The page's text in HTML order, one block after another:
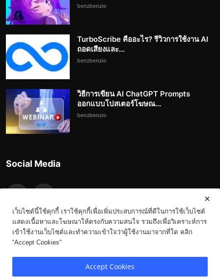
benzbenzio
TurboScribe คืออะไร? รีวิวการใช้งาน AI
ถอดเสียงและ...
benzbenzio
วิธีการเขียน AI ChatGPT Prompts
ออกแบบโปสเตอร์โฆษณ...
benzbenzio
Social Media
เว็บไซต์นี้ใช้คุกกี้ เราใช้คุกกี้เพื่อเพิ่มประสบการณ์ที่ดีในการใช้เว็บไซต์
แสดงเนื้อหาและโฆษณาให้ตรงกับความสนใจ รวมถึงเพื่อวิเคราะห์การ
เข้าใช้งานเว็บไซต์และทำความเข้าใจว่าผู้ใช้งานมาจากที่ใด คลิก
“Accept Cookies"
Accept Cookies